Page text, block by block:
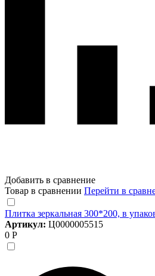
Добавить в сравнение
Товар в сравнении Перейти в
Плитка зеркальная 300*200, в
Артикул: Ц0000005515
0 Р